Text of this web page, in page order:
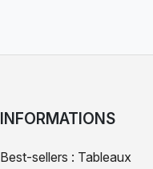
INFORMATIONS
Best-sellers : Tableaux